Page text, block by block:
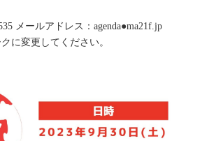
メールアドレス：agenda●ma21f.jp
に変更してください。